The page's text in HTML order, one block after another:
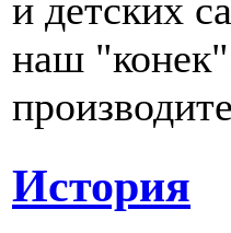
и детских
наш
История